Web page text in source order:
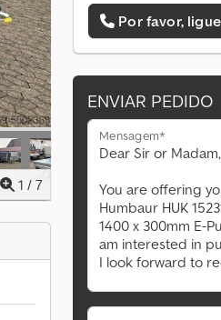
1 / 7
Por favor,
ENVIAR PEDIDO
Mensagem*